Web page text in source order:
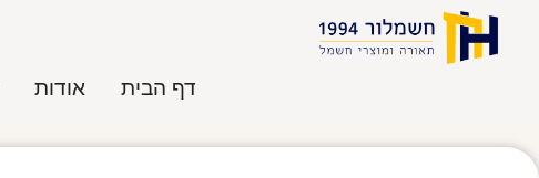
דף הבית אודות